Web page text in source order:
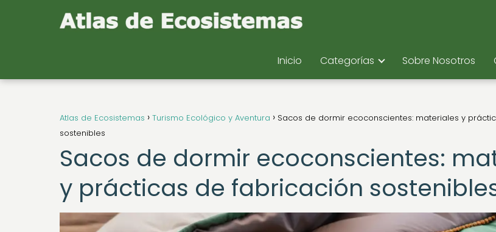
Inicio Categorías Sobre Nosotros
Atlas de Ecosistemas Turismo Ecológico y Aventura
Sacos de dormir ecoconscientes: materiales y
sostenibles
Sacos de dormir ecoconscientes:
y prácticas de fabricación